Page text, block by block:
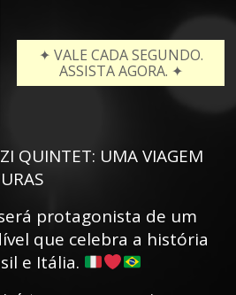
✦ VALE CADA SEGUNDO.
ASSISTA AGORA. ✦
QUINTET: UMA VIAGEM
protagonista de um
que celebra a história
e Itália.